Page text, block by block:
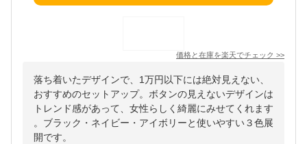
価格と在庫を楽天でチェック >>
落ち着いたデザインで、1万円以下には絶対見えない、
おすすめのセットアップ。ボタンの見えないデザインは
トレンド感があって、女性らしく綺麗にみせてくれます
。ブラック・ネイビー・アイボリーと使いやすい３色展
開です。